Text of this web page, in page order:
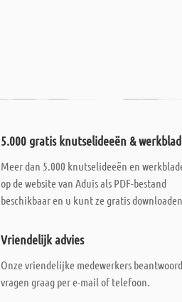
5.000 gratis knutselideeën &
Meer dan 5.000 knutselideeën en
op de website van Aduis als PDF-bestand
beschikbaar en u kunt ze gratis
Vriendelijk advies
Onze vriendelijke medewerkers
vragen graag per e-mail of telefoon.